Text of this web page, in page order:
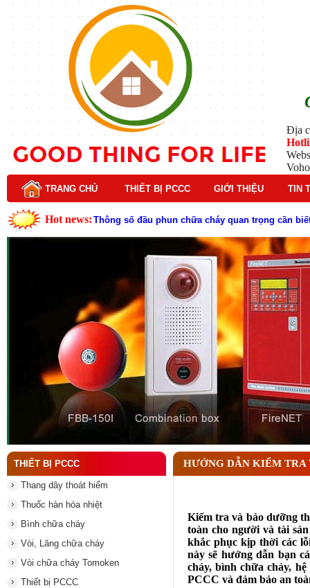
Địa
TRANG CHỦ THIẾT BỊ PCCC GIỚI THIỆU TIN
Hot news: Thông số đầu phun chữa cháy quan trọng cần
Đầu phun chữa cháy là gì ? Tìm hiểu chi tiết từ A-
Lý do nên chọn hệ thống báo cháy Hochiki cho
Cách kiểm tra và bảo trì hệ thống báo cháy
Cấu tạo và nguyên lý hoạt động của báo cháy
Tìm hiểu chi tiết về hệ thống báo cháy Horing
Các loại thang dây thoát hiểm phổ biến trên thị
Thang dây thoát hiểm có tác dụng gì trong tình
Tại sao cần kiểm tra đầu phun chữa cháy theo
THIẾT BỊ PCCC
Thang dây thoát hiểm
Thuốc hàn hóa nhiệt
Bình chữa cháy
Vòi, Lăng chữa cháy
Vòi chữa cháy Tomoken
Thiết bị PCCC
HƯỚNG DẪN KIỂM
Kiểm tra và bảo dưỡng
toàn cho người và tài
khắc phục kịp thời các
này sẽ hướng dẫn bạn
cháy, bình chữa cháy,
PCCC và đảm bảo an